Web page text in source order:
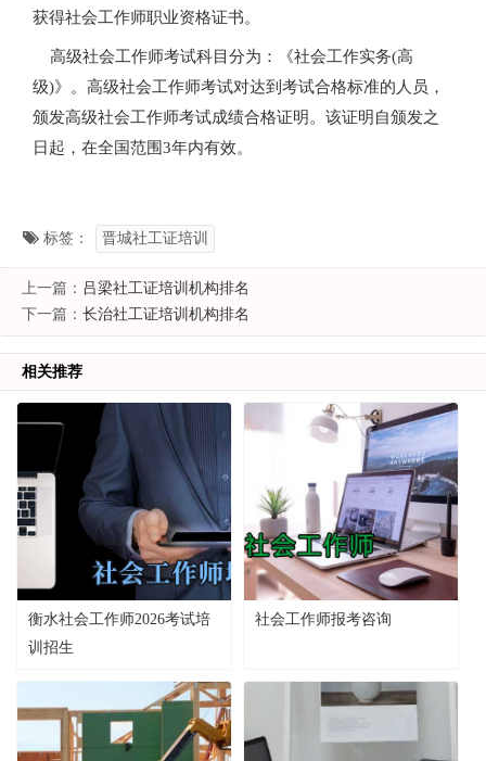
获得社会工作师职业资格证书。
高级社会工作师考试科目分为：《社会工作实务(高
级)》。高级社会工作师考试对达到考试合格标准的人员，
颁发高级社会工作师考试成绩合格证明。该证明自颁发之
日起，在全国范围3年内有效。
标签： 晋城社工证培训
上一篇： 吕梁社工证培训机构排名
下一篇： 长治社工证培训机构排名
相关推荐
衡水社会工作师2026考试培
训招生
社会工作师报考咨询